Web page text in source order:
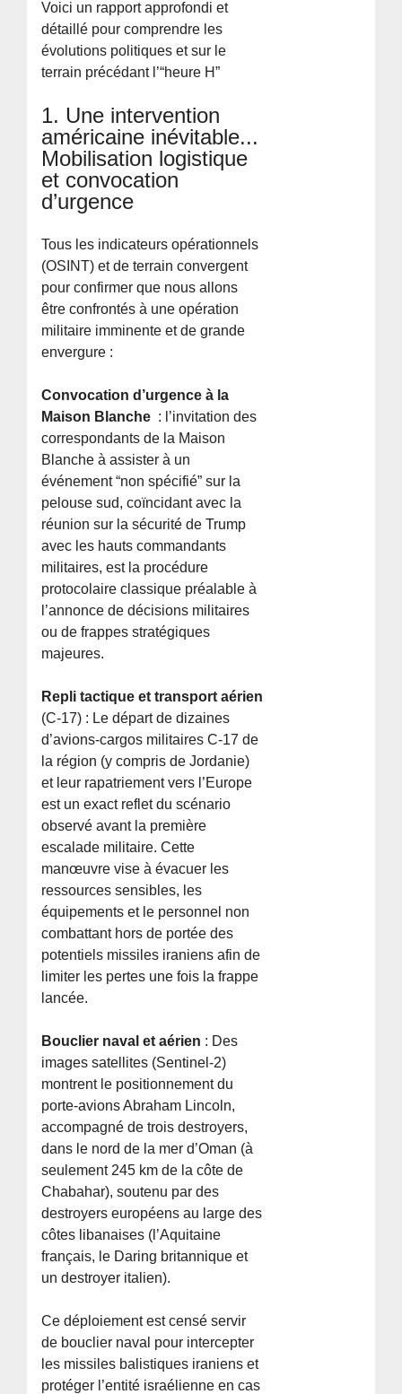
Voici un rapport approfondi et
détaillé pour comprendre les
évolutions politiques et sur le
terrain précédant l’“heure H”
1. Une intervention
américaine inévitable...
Mobilisation logistique
et convocation
d’urgence
Tous les indicateurs opérationnels
(OSINT) et de terrain convergent
pour confirmer que nous allons
être confrontés à une opération
militaire imminente et de grande
envergure :
Convocation d’urgence à la
Maison Blanche : l’invitation des
correspondants de la Maison
Blanche à assister à un
événement “non spécifié” sur la
pelouse sud, coïncidant avec la
réunion sur la sécurité de Trump
avec les hauts commandants
militaires, est la procédure
protocolaire classique préalable à
l’annonce de décisions militaires
ou de frappes stratégiques
majeures.
Repli tactique et transport aérien
(C-17) : Le départ de dizaines
d’avions-cargos militaires C-17 de
la région (y compris de Jordanie)
et leur rapatriement vers l’Europe
est un exact reflet du scénario
observé avant la première
escalade militaire. Cette
manœuvre vise à évacuer les
ressources sensibles, les
équipements et le personnel non
combattant hors de portée des
potentiels missiles iraniens afin de
limiter les pertes une fois la frappe
lancée.
Bouclier naval et aérien : Des
images satellites (Sentinel-2)
montrent le positionnement du
porte-avions Abraham Lincoln,
accompagné de trois destroyers,
dans le nord de la mer d’Oman (à
seulement 245 km de la côte de
Chabahar), soutenu par des
destroyers européens au large des
côtes libanaises (l’Aquitaine
français, le Daring britannique et
un destroyer italien).
Ce déploiement est censé servir
de bouclier naval pour intercepter
les missiles balistiques iraniens et
protéger l’entité israélienne en cas